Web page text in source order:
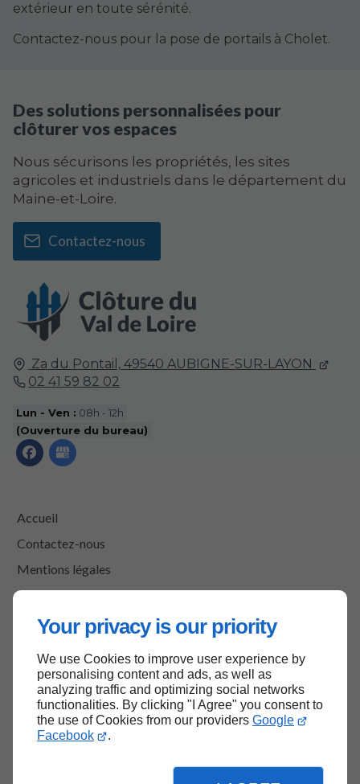
Your privacy is our priority
We use Cookies to improve user experience by
personalising content and ads, as well as
analyzing traffic and optimizing social networks
functionalities. By clicking "I Agree" you consent to
the use of Cookies from our providers Google
Facebook
.
extérieur en toute sérénité.
Contactez-nous pour la pose de portails à Cholet.
Za du Pontail, 49540 AUBIGNE-SUR-LAYON
02 41 59 82 02
Lun - Ven : 08h - 12h
(Ouverture du bureau)
Accueil
Contactez-nous
Mentions légales
Plan du site
Des solutions personnalisées pour
clôturer vos espaces
Nous sécurisons les propriétés, les sites
agricoles et industriels dans le département du
Maine-et-Loire.
Contactez-nous
Haut de page